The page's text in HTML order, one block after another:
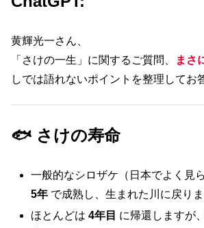
黄輝光一さん、
「さけの一生」に関するご質問、
まさ
しでは語れないポイントを整理してお
🐟 さけの寿命
一般的なシロザケ（日本でよく見
5年 で成熟し、生まれた川に戻りま
ほとんどは4年目 に帰還しますが